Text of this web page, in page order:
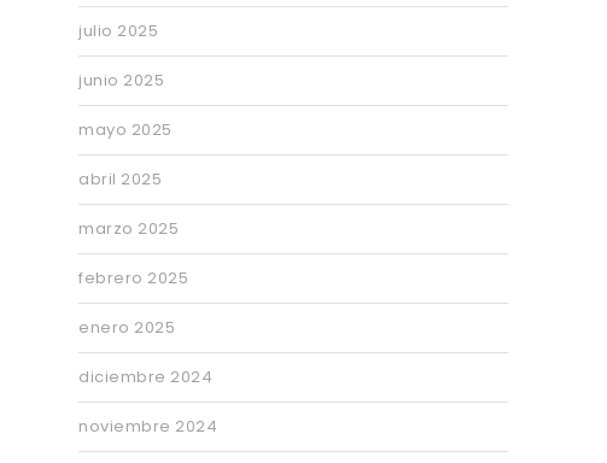
julio 2025
junio 2025
mayo 2025
abril 2025
marzo 2025
febrero 2025
enero 2025
diciembre 2024
noviembre 2024